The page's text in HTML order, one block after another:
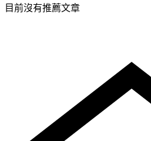
目前沒有推薦文章